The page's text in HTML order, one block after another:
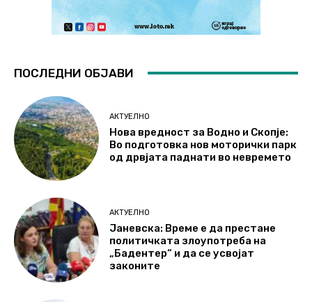
ПОСЛЕДНИ ОБЈАВИ
АКТУЕЛНО
Нова вредност за Водно и Скопје:
Во подготовка нов моторички парк
од дрвјата паднати во невремето
АКТУЕЛНО
Јаневска: Време е да престане
политичката злоупотреба на
„Бадентер“ и да се усвојат
законите